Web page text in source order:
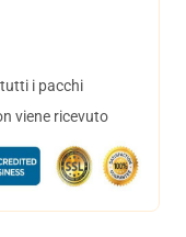
i pacchi
viene ricevuto